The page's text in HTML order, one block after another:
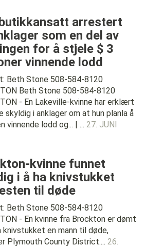
arrestert
som en del av
for å stjele $ 3
vinnende lodd
Beth Stone 508-584-8120
Beth Stone 508-584-8120
- En Lakeville-kvinne har erklært
skyldig i anklager om at hun planla å
vinnende lodd og... | ... 27. JUNI
kvinne funnet
i å ha knivstukket
til døde
Beth Stone 508-584-8120
- En kvinne fra Brockton er dømt
knivstukket en mann til døde,
Plymouth County District.... 26.